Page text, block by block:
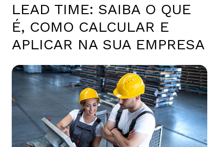
LEAD TIME: SAIBA O QUE
É, COMO CALCULAR E
APLICAR NA SUA EMPRESA